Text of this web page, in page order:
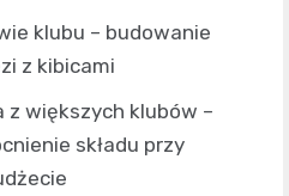
klubu – budowanie
z kibicami
z większych klubów –
składu przy